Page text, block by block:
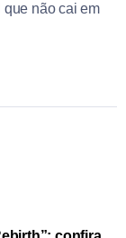
que não cai em